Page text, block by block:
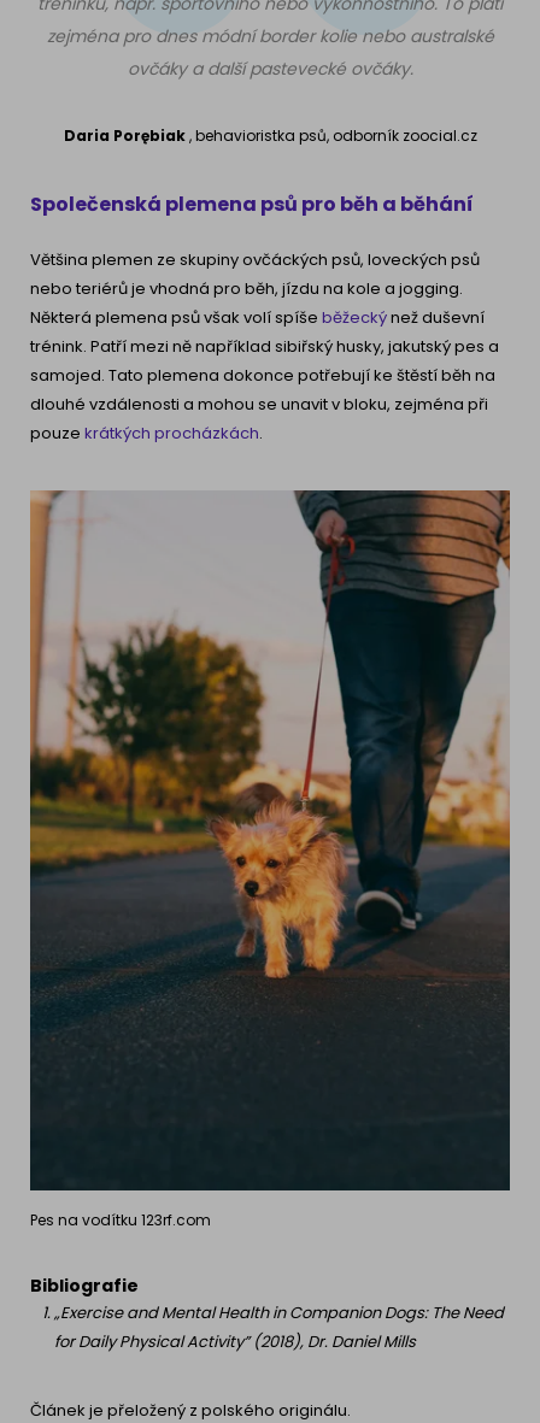
zejména pro dnes módní border kolie nebo australské
ovčáky a další pastevecké ovčáky.
Daria Porębiak, behavioristka psů, odborník zoocial.cz
Společenská plemena psů pro běh a běhání
Většina plemen ze skupiny ovčáckých psů, loveckých psů
nebo teriérů je vhodná pro běh, jízdu na kole a jogging.
Některá plemena psů však volí spíše běžeckýnež duševní
trénink. Patří mezi ně například sibiřský husky, jakutský pes a
samojed. Tato plemena dokonce potřebují ke štěstí běh na
dlouhé vzdálenosti a mohou se unavit v bloku, zejména při
pouze krátkých procházkách.
Pes na vodítku 123rf.com
Bibliografie
„Exercise and Mental Health in Companion Dogs: The Need
for Daily Physical Activity” (2018), Dr. Daniel Mills
Článek je přeložený z polského originálu.